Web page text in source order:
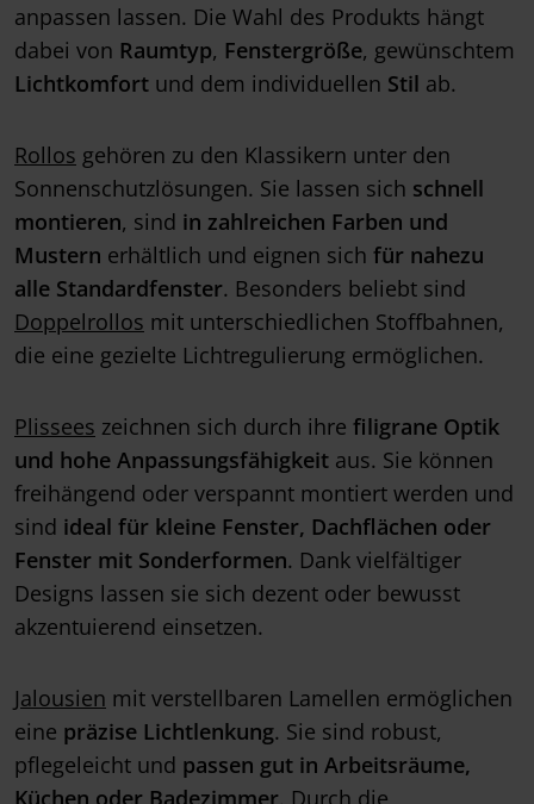
anpassen lassen. Die Wahl des Produkts hängt
dabei von Raumtyp, Fenstergröße, gewünschtem
Lichtkomfort und dem individuellen Stil ab.
Rollos gehören zu den Klassikern unter den
Sonnenschutzlösungen. Sie lassen sich schnell
montieren, sind in zahlreichen Farben und
Mustern erhältlich und eignen sich für nahezu
alle Standardfenster. Besonders beliebt sind
Doppelrollos mit unterschiedlichen Stoffbahnen,
die eine gezielte Lichtregulierung ermöglichen.
Plissees zeichnen sich durch ihre filigrane Optik
und hohe Anpassungsfähigkeit aus. Sie können
freihängend oder verspannt montiert werden und
sind ideal für kleine Fenster, Dachflächen oder
Fenster mit Sonderformen. Dank vielfältiger
Designs lassen sie sich dezent oder bewusst
akzentuierend einsetzen.
Jalousien mit verstellbaren Lamellen ermöglichen
eine präzise Lichtlenkung. Sie sind robust,
pflegeleicht und passen gut in Arbeitsräume,
Küchen oder Badezimmer . Durch die